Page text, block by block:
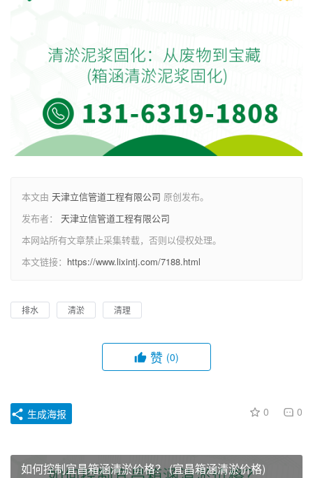
本文由 天津立信管道工程有限公司 原创发布。
发布者： 天津立信管道工程有限公司
本网站所有文章禁止采集转载，否则以侵权处理。
本文链接： https://www.lixintj.com/7188.html
排水 清淤 清理
赞 (0)
0 0
生成海报
如何控制宜昌箱涵清淤价格？ (宜昌箱涵清淤价格)